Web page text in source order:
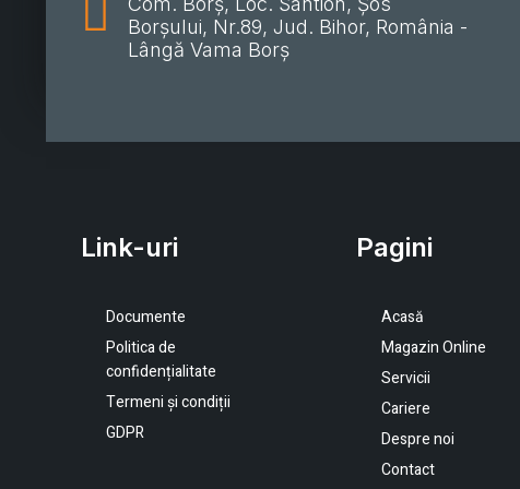
Borșului, Nr.89, Jud. Bihor, România -
Lângă Vama Borș
Link-uri
Documente
Politica de
confidențialitate
Termeni și condiții
GDPR
Pagini
Acasă
Magazin Online
Servicii
Cariere
Despre noi
Contact